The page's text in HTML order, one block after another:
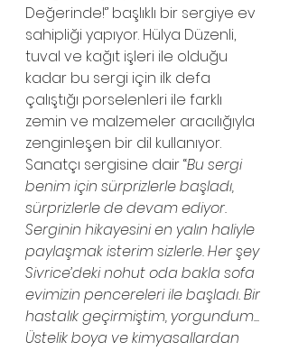
Değerinde!‘’ başlıklı bir sergiye ev
sahipliği yapıyor. Hülya Düzenli,
tuval ve kağıt işleri ile olduğu
kadar bu sergi için ilk defa
çalıştığı porselenleri ile farklı
zemin ve malzemeler aracılığıyla
zenginleşen bir dil kullanıyor.
Sanatçı sergisine dair “Bu sergi
benim için sürprizlerle başladı,
sürprizlerle de devam ediyor.
Serginin hikayesini en yalın haliyle
paylaşmak isterim sizlerle. Her şey
Sivrice’deki nohut oda bakla sofa
evimizin pencereleri ile başladı. Bir
hastalık geçirmiştim, yorgundum...
Üstelik boya ve kimyasallardan